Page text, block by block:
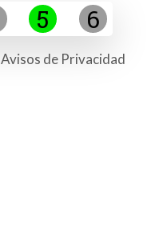
5 6
Avisos de Privacidad